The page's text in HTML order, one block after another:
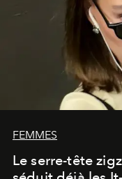
FEMMES
Le serre-tête